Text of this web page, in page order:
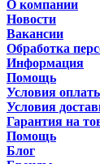
О компании
Новости
Вакансии
Обработка
Информация
Помощь
Условия
Условия
Гарантия на
Помощь
Блог